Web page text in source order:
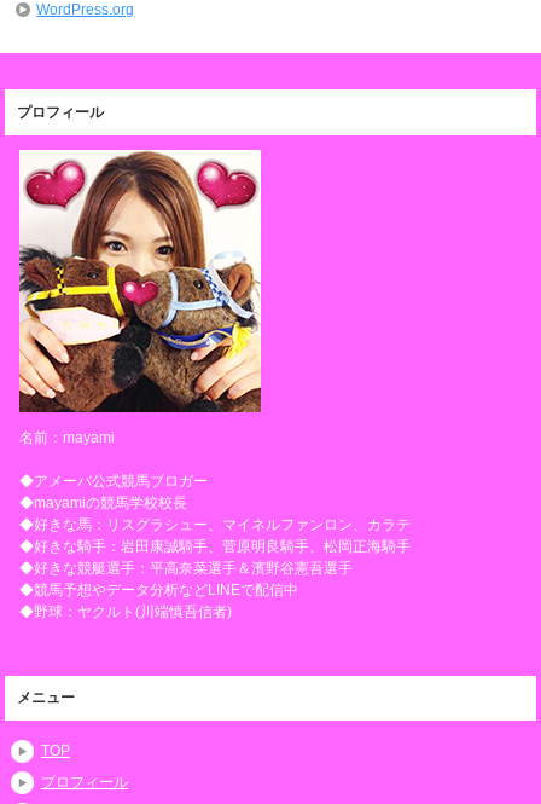
WordPress.org
プロフィール
名前：mayami
◆アメーバ公式競馬ブロガー
◆mayamiの競馬学校校長
◆好きな馬：リスグラシュー、マイネルファンロン、カラテ
◆好きな騎手：岩田康誠騎手、菅原明良騎手、松岡正海騎手
◆好きな競艇選手：平高奈菜選手＆濱野谷憲吾選手
◆競馬予想やデータ分析などLINEで配信中
◆野球：ヤクルト(川端慎吾信者)
メニュー
TOP
プロフィール